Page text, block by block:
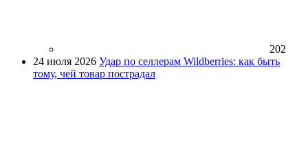
202
24 июля 2026 Удар по селлерам Wildberries: как быть
тому, чей товар пострадал